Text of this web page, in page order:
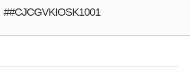
##CJCGVKIOSK1001